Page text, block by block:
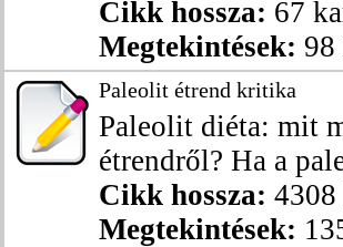
Cikk hossza: 67
Megtekintések: 98
Paleolit étrend kritika
Paleolit diéta: mit
étrendről? Ha a
Cikk hossza:
Megtekintések: